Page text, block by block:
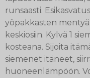
runsaasti.
yöpakkasten
keskiosiin. Kylvä 1
kosteana. Sijoita
siemenet itäneet,
huoneenlämpöön.